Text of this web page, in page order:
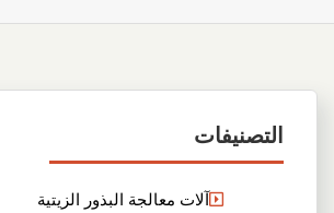
التصنيفات
آلات معالجة البذور الزيتية